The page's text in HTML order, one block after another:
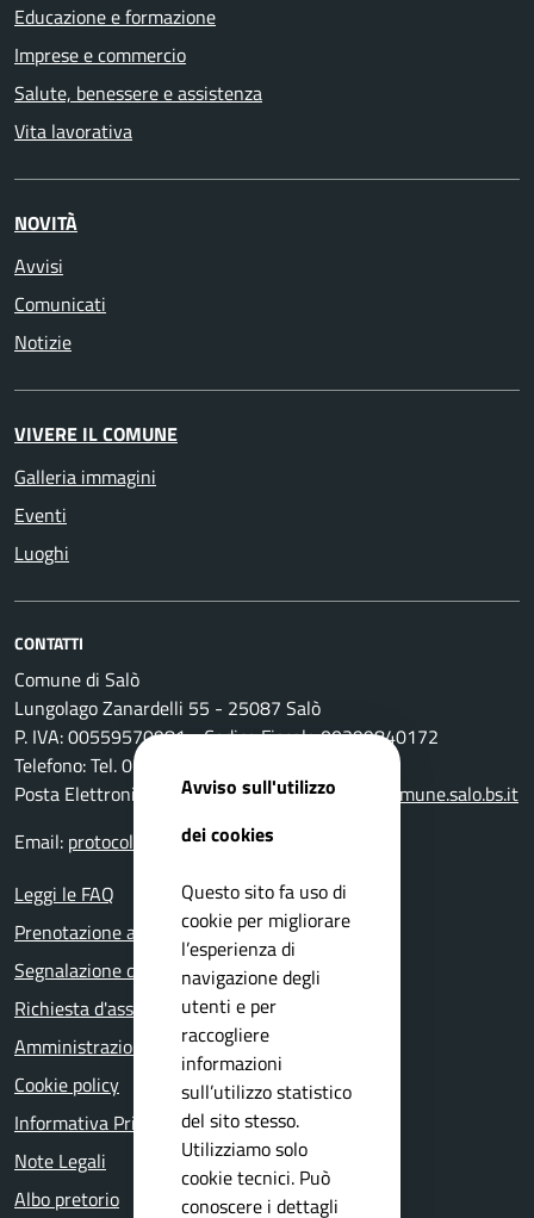
Educazione e formazione
Imprese e commercio
Salute, benessere e assistenza
Vita lavorativa
NOVITÀ
Avvisi
Comunicati
Notizie
VIVERE IL COMUNE
Galleria immagini
Eventi
Luoghi
CONTATTI
Comune di Salò
Lungolago Zanardelli 55 - 25087 Salò
P. IVA: 00559570981 - Codice Fiscale 00399840172
Telefono: Tel. 0365-296801
Posta Elettronica Certificata:protocollo@pec.comune.salo.bs.it
Email: protocollo@comune.salo.bs.it
Leggi le FAQ
Prenotazione appuntamento
Segnalazione disservizio
Richiesta d'assistenza
Amministrazione trasparente
Cookie policy
Informativa Privacy
Note Legali
Albo pretorio
Avviso sull'utilizzo
dei cookies
Questo sito fa uso di
cookie per migliorare
l’esperienza di
navigazione degli
utenti e per
raccogliere
informazioni
sull’utilizzo statistico
del sito stesso.
Utilizziamo solo
cookie tecnici. Può
conoscere i dettagli